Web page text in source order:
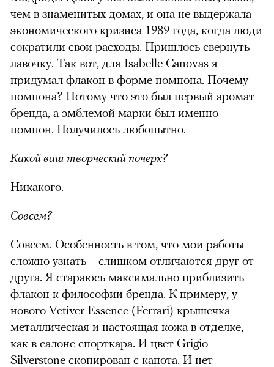
чем в знаменитых домах, и она не выдержала
экономического кризиса 1989 года, когда люди
сократили свои расходы. Пришлось свернуть
лавочку. Так вот, для Isabelle Canovas я
придумал флакон в форме помпона. Почему
помпона? Потому что это был первый аромат
бренда, а эмблемой марки был именно
помпон. Получилось любопытно.
Какой ваш творческий почерк?
Никакого.
Совсем?
Совсем. Особенность в том, что мои работы
сложно узнать – слишком отличаются друг от
друга. Я стараюсь максимально приблизить
флакон к философии бренда. К примеру, у
нового Vetiver Essence (Ferrari) крышечка
металлическая и настоящая кожа в отделке,
как в салоне спорткара. И цвет Grigio
Silverstone скопирован с капота. И нет